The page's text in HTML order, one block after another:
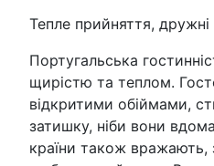
Тепле прийняття,
Португальська
щирістю та теплом.
відкритими обіймами,
затишку, ніби вони
країни також вражають,